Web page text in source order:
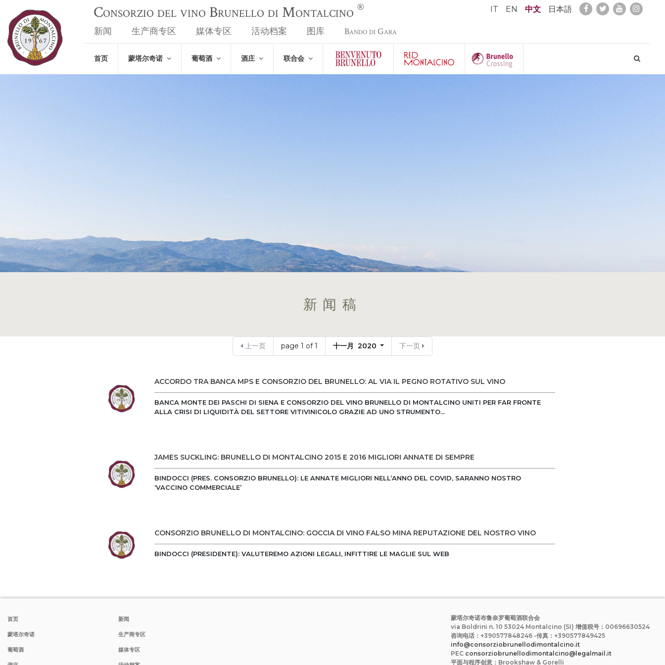
Consorzio del vino Brunello di Montalcino ® IT EN 中文 日本語
新闻 生产商专区 媒体专区 活动档案 图库 Bando di Gara
首页 蒙塔尔奇诺 葡萄酒 酒庄 联合会
新闻稿
上一页 page 1 of 1 十一月 2020 下一页
ACCORDO TRA BANCA MPS E CONSORZIO DEL BRUNELLO: AL VIA IL PEGNO ROTATIVO SUL VINO
BANCA MONTE DEI PASCHI DI SIENA E CONSORZIO DEL VINO BRUNELLO DI MONTALCINO UNITI PER FAR FRONTE
ALLA CRISI DI LIQUIDITÀ DEL SETTORE VITIVINICOLO GRAZIE AD UNO STRUMENTO...
JAMES SUCKLING: BRUNELLO DI MONTALCINO 2015 E 2016 MIGLIORI ANNATE DI SEMPRE
BINDOCCI (PRES. CONSORZIO BRUNELLO): LE ANNATE MIGLIORI NELL’ANNO DEL COVID, SARANNO NOSTRO
‘VACCINO COMMERCIALE’
CONSORZIO BRUNELLO DI MONTALCINO: GOCCIA DI VINO FALSO MINA REPUTAZIONE DEL NOSTRO VINO
BINDOCCI (PRESIDENTE): VALUTEREMO AZIONI LEGALI, INFITTIRE LE MAGLIE SUL WEB
首页
蒙塔尔奇诺
葡萄酒
新闻
生产商专区
媒体专区
蒙塔尔奇诺布鲁奈罗葡萄酒联合会
via Boldrini n. 10 53024 Montalcino (SI) 增值税号：00696630524
咨询电话：+390577848246 -传真：+390577849425
info@consorziobrunellodimontalcino.it
PEC consorziobrunellodimontalcino@legalmail.it
平面与程序创意：Brookshaw & Gorelli